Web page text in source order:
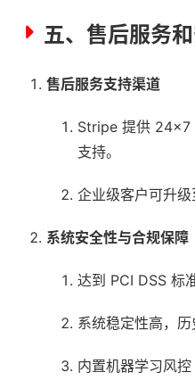
五、售后服务
售后服务支持渠道
Stripe 提供 24×7
支持。
企业级客户可升
系统安全性与合规保障
达到 PCI DSS 标
系统稳定性高，
内置机器学习风